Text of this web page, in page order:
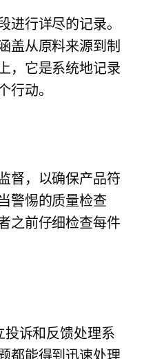
进行详尽的记录。
盖从原料来源到制
，它是系统地记录
行动。
督，以确保产品符
警惕的质量检查
之前仔细检查每件
诉和反馈处理系
都能得到迅速处理